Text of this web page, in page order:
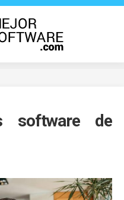
software de